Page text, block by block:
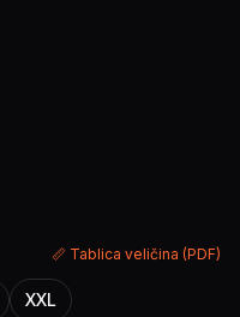
📏 Tablica veličina (PDF)
XXL